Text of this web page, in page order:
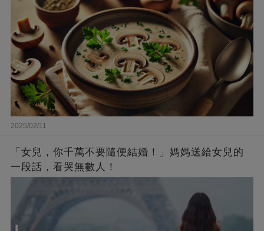
2025/02/11
「女兒，你千萬不要隨便結婚！」媽媽送給女兒的
一段話，看哭無數人！